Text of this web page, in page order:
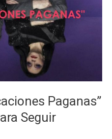
Paganas”
Seguir